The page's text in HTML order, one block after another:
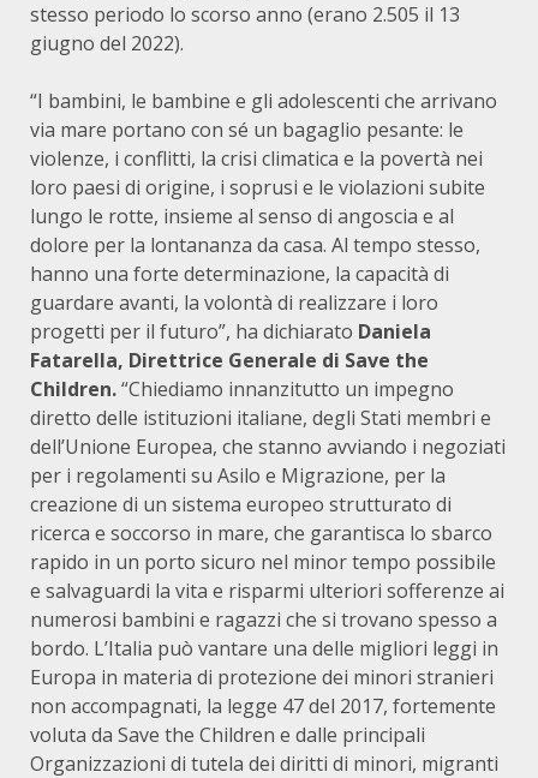
stesso periodo lo scorso anno (erano 2.505 il 13
giugno del 2022).
“I bambini, le bambine e gli adolescenti che arrivano
via mare portano con sé un bagaglio pesante: le
violenze, i conflitti, la crisi climatica e la povertà nei
loro paesi di origine, i soprusi e le violazioni subite
lungo le rotte, insieme al senso di angoscia e al
dolore per la lontananza da casa. Al tempo stesso,
hanno una forte determinazione, la capacità di
guardare avanti, la volontà di realizzare i loro
progetti per il futuro”, ha dichiarato Daniela
Fatarella, Direttrice Generale di Save the
Children.“Chiediamo innanzitutto un impegno
diretto delle istituzioni italiane, degli Stati membri e
dell’Unione Europea, che stanno avviando i negoziati
per i regolamenti su Asilo e Migrazione, per la
creazione di un sistema europeo strutturato di
ricerca e soccorso in mare, che garantisca lo sbarco
rapido in un porto sicuro nel minor tempo possibile
e salvaguardi la vita e risparmi ulteriori sofferenze ai
numerosi bambini e ragazzi che si trovano spesso a
bordo. L’Italia può vantare una delle migliori leggi in
Europa in materia di protezione dei minori stranieri
non accompagnati, la legge 47 del 2017, fortemente
voluta da Save the Children e dalle principali
Organizzazioni di tutela dei diritti di minori, migranti